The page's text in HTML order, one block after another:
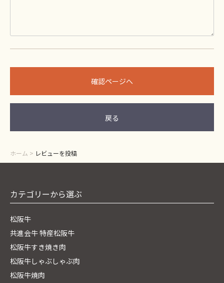
確認ページへ
戻る
ホーム > レビューを投稿
カテゴリーから選ぶ
松阪牛
共進会牛 特産松阪牛
松阪牛すき焼き肉
松阪牛しゃぶしゃぶ肉
松阪牛焼肉